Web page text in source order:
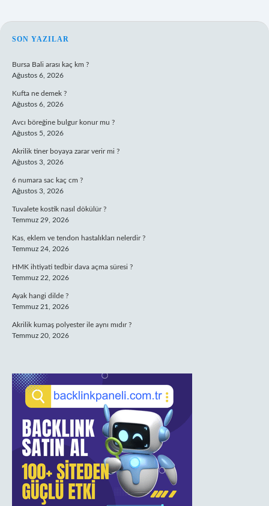
SIDEBAR
SON YAZILAR
Bursa Bali arası kaç km ?
Ağustos 6, 2026
Kufta ne demek ?
Ağustos 6, 2026
Avcı böreğine bulgur konur mu ?
Ağustos 5, 2026
Akrilik tiner boyaya zarar verir mi ?
Ağustos 3, 2026
6 numara sac kaç cm ?
Ağustos 3, 2026
Tuvalete kostik nasıl dökülür ?
Temmuz 29, 2026
Kas, eklem ve tendon hastalıkları nelerdir ?
Temmuz 24, 2026
HMK ihtiyati tedbir dava açma süresi ?
Temmuz 22, 2026
Ayak hangi dilde ?
Temmuz 21, 2026
Akrilik kumaş polyester ile aynı mıdır ?
Temmuz 20, 2026